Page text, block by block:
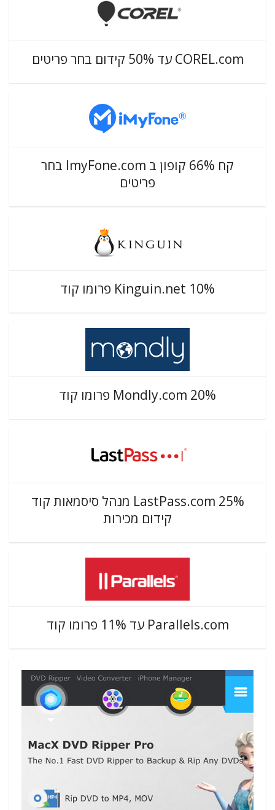
COREL.com עד 50% קידום בחר פריטים
קח 66% קופון ב ImyFone.com בחר
פריטים
Kinguin.net 10% פרומו קוד
Mondly.com 20% פרומו קוד
LastPass.com 25% מנהל סיסמאות קוד
קידום מכירות
Parallels.com עד 11% פרומו קוד